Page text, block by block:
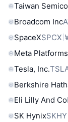
Taiwan
Broadcom Inc
SpaceXSPCX
Meta
Tesla, Inc.
Berkshire
Eli Lilly And Co
SK HynixSKHY